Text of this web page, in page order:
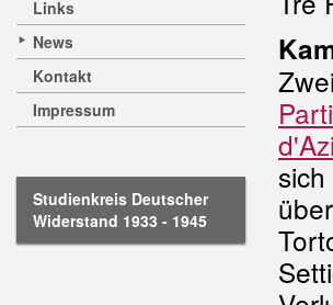
Links
News
Kontakt
Impressum
Studienkreis Deutscher
Widerstand 1933 - 1945